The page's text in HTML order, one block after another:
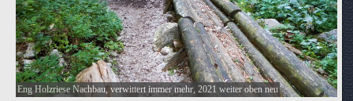
Eng Holzriese Nachbau, verwittert immer mehr, 2021 weiter oben neu